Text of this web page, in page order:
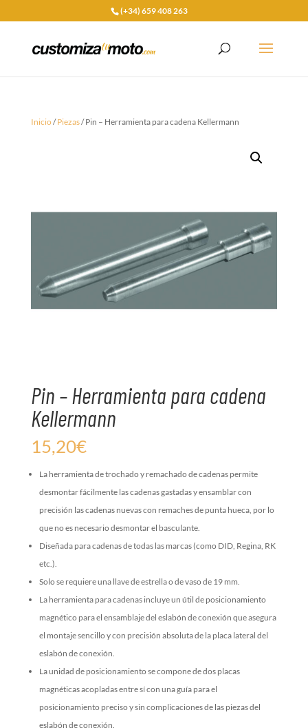
(+34) 659 408 263
Inicio/Piezas/ Pin – Herramienta para cadena Kellermann
Pin – Herramienta para cadena
Kellermann
15,20€
La herramienta de trochado y remachado de cadenas permite
desmontar fácilmente las cadenas gastadas y ensamblar con
precisión las cadenas nuevas con remaches de punta hueca, por lo
que no es necesario desmontar el basculante.
Diseñada para cadenas de todas las marcas (como DID, Regina, RK
etc.).
Solo se requiere una llave de estrella o de vaso de 19 mm.
La herramienta para cadenas incluye un útil de posicionamiento
magnético para el ensamblaje del eslabón de conexión que asegura
el montaje sencillo y con precisión absoluta de la placa lateral del
eslabón de conexión.
La unidad de posicionamiento se compone de dos placas
magnéticas acopladas entre sí con una guía para el
posicionamiento preciso y sin complicaciones de las piezas del
eslabón de conexión.